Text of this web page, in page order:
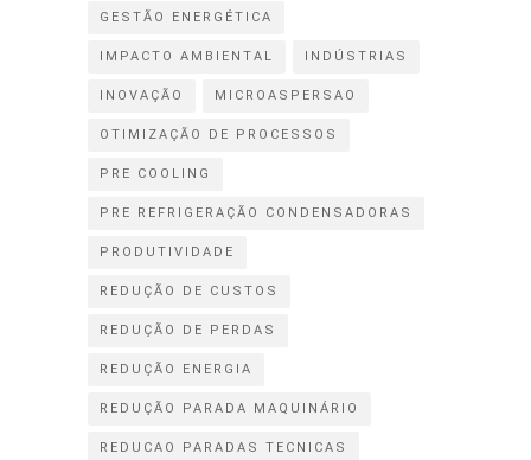
GESTÃO ENERGÉTICA
IMPACTO AMBIENTAL INDÚSTRIAS
INOVAÇÃO MICROASPERSAO
OTIMIZAÇÃO DE PROCESSOS
PRE COOLING
PRE REFRIGERAÇÃO CONDENSADORAS
PRODUTIVIDADE
REDUÇÃO DE CUSTOS
REDUÇÃO DE PERDAS
REDUÇÃO ENERGIA
REDUÇÃO PARADA MAQUINÁRIO
REDUCAO PARADAS TECNICAS